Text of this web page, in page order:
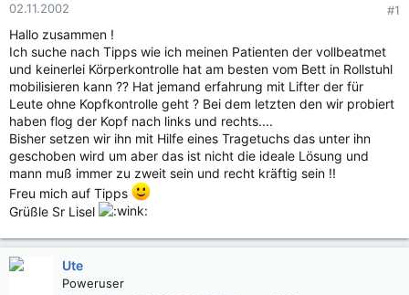
02.11.2002 #1
Hallo zusammen !
Ich suche nach Tipps wie ich meinen Patienten der vollbeatmet
und keinerlei Körperkontrolle hat am besten vom Bett in Rollstuhl
mobilisieren kann ?? Hat jemand erfahrung mit Lifter der für
Leute ohne Kopfkontrolle geht ? Bei dem letzten den wir probiert
haben flog der Kopf nach links und rechts....
Bisher setzen wir ihn mit Hilfe eines Tragetuchs das unter ihn
geschoben wird um aber das ist nicht die ideale Lösung und
mann muß immer zu zweit sein und recht kräftig sein !!
Freu mich auf Tipps
Grüßle Sr Lisel
Ute
Poweruser